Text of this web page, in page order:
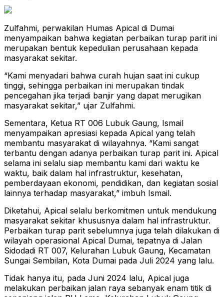
Zulfahmi, perwakilan Humas Apical di Dumai
menyampaikan bahwa kegiatan perbaikan turap parit ini
merupakan bentuk kepedulian perusahaan kepada
masyarakat sekitar.
“Kami menyadari bahwa curah hujan saat ini cukup
tinggi, sehingga perbaikan ini merupakan tindak
pencegahan jika terjadi banjir yang dapat merugikan
masyarakat sekitar,” ujar Zulfahmi.
Sementara, Ketua RT 006 Lubuk Gaung, Ismail
menyampaikan apresiasi kepada Apical yang telah
membantu masyarakat di wilayahnya. “Kami sangat
terbantu dengan adanya perbaikan turap parit ini. Apical
selama ini selalu siap membantu kami dari waktu ke
waktu, baik dalam hal infrastruktur, kesehatan,
pemberdayaan ekonomi, pendidikan, dan kegiatan sosial
lainnya terhadap masyarakat,” imbuh Ismail.
Diketahui, Apical selalu berkomitmen untuk mendukung
masyarakat sekitar khususnya dalam hal infrastruktur.
Perbaikan turap parit sebelumnya juga telah dilakukan di
wilayah operasional Apical Dumai, tepatnya di Jalan
Sidodadi RT 007, Kelurahan Lubuk Gaung, Kecamatan
Sungai Sembilan, Kota Dumai pada Juli 2024 yang lalu.
Tidak hanya itu, pada Juni 2024 lalu, Apical juga
melakukan perbaikan jalan raya sebanyak enam titik di